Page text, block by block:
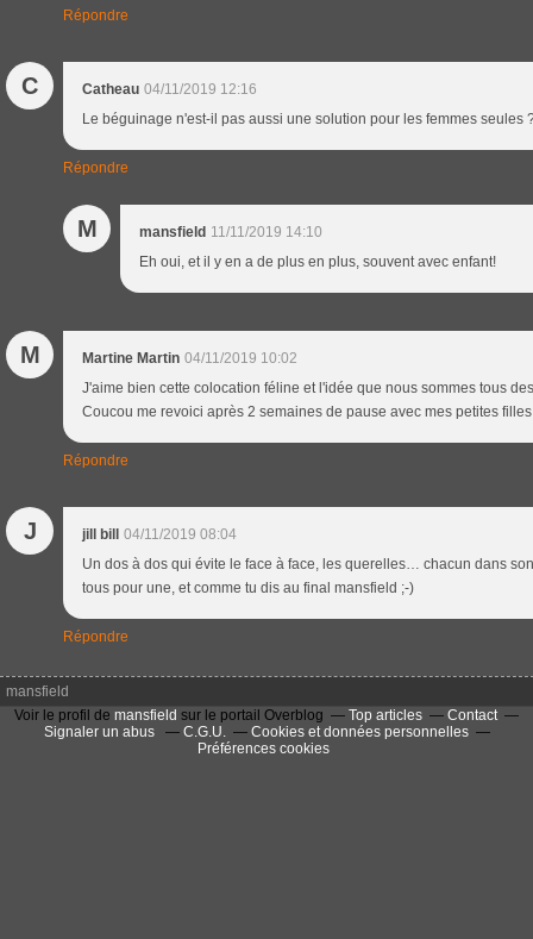
Répondre
C Catheau 04/11/2019 12:16
Le béguinage n'est-il pas aussi une solution pour les femmes seules
Répondre
M mansfield 11/11/2019 14:10
Eh oui, et il y en a de plus en plus, souvent avec enfant!
M Martine Martin 04/11/2019 10:02
J'aime bien cette colocation féline et l'idée que nous sommes tous
Coucou me revoici après 2 semaines de pause avec mes petites
Répondre
J jill bill 04/11/2019 08:04
Un dos à dos qui évite le face à face, les querelles… chacun dans
tous pour une, et comme tu dis au final mansfield ;-)
Répondre
mansfield
Voir le profil de mansfield sur le portail Overblog Top articles
Contact
Signaler un abus
C.G.U.
Cookies et données personnelles
Préférences cookies